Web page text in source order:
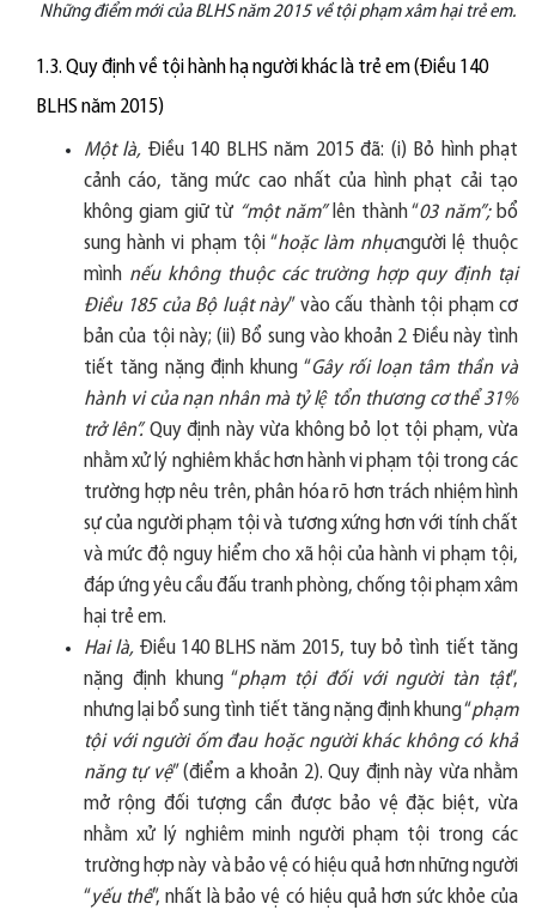
Những điểm mới của BLHS năm 2015 về tội phạm xâm hại trẻ em.
1.3. Quy định về tội hành hạ người khác là trẻ em (Điều 140
BLHS năm 2015)
Một là, Điều 140 BLHS năm 2015 đã: (i) Bỏ hình phạt
cảnh cáo, tăng mức cao nhất của hình phạt cải tạo
không giam giữ từ “một năm”lên thành “03 năm”; bổ
sung hành vi phạm tội “hoặc làm nhụcngười lệ thuộc
mình nếu không thuộc các trường hợp quy định tại
Điều 185 của Bộ luật này” vào cấu thành tội phạm cơ
bản của tội này; (ii) Bổ sung vào khoản 2 Điều này tình
tiết tăng nặng định khung “Gây rối loạn tâm thần và
hành vi của nạn nhân mà tỷ lê ̣ tổn thương cơthể 31%
trởlên”. Quy định này vừa không bỏ lọt tội phạm, vừa
nhằm xử lý nghiêm khắc hơn hành vi phạm tội trong các
trường hợp nêu trên, phân hóa rõ hơn trách nhiệm hình
sự của người phạm tội và tương xứng hơn với tính chất
và mức độ nguy hiểm cho xã hội của hành vi phạm tội,
đáp ứng yêu cầu đấu tranh phòng, chống tội phạm xâm
hại trẻ em.
Hai là, Điều 140 BLHS năm 2015, tuy bỏ tình tiết tăng
nặng định khung “phạm tội đối với người tàn tật”,
nhưng lại bổ sung tình tiết tăng nặng định khung “phạm
tội với người ốm đau hoặc người khác không có khả
năng tự vệ” (điểm a khoản 2). Quy định này vừa nhằm
mở rộng đối tượng cần được bảo vệ đặc biệt, vừa
nhằm xử lý nghiêm minh người phạm tội trong các
trường hợp này và bảo vệ có hiệu quả hơn những người
“yếu thế”, nhất là bảo vệ có hiệu quả hơn sức khỏe của